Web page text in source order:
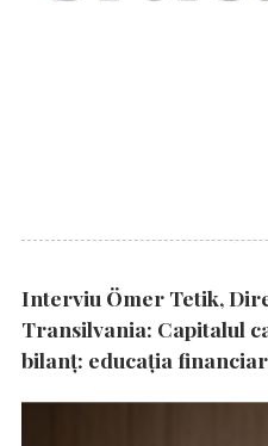
Interviu Ömer Tetik,
Transilvania: Capitalul
bilanț: educația